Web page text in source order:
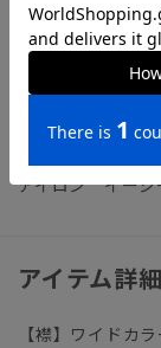
【参考情報】
◆スーツに合う
いシャツの選び方
ビジネス ワイ
アイロン イー
アイテム詳細
【襟】ワイドカ